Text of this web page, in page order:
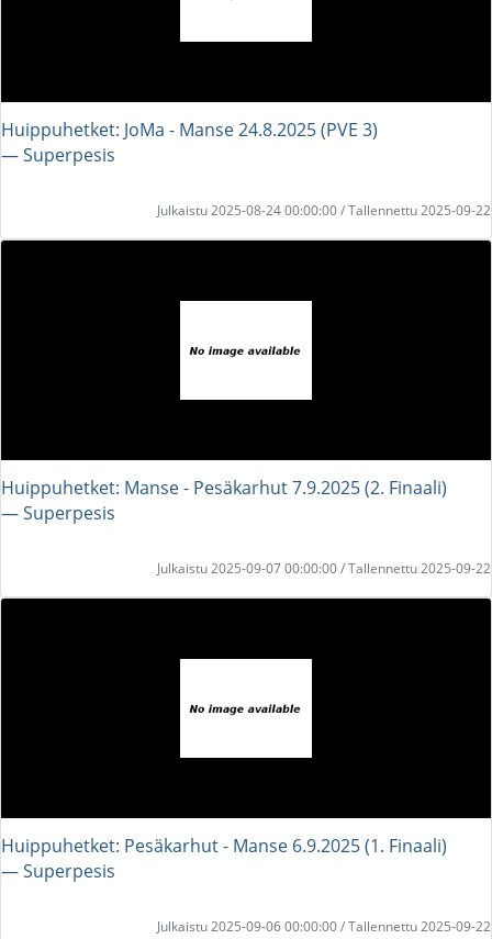
Huippuhetket: JoMa - Manse 24.8.2025 (PVE 3)
― Superpesis
Julkaistu 2025-08-24 00:00:00 / Tallennettu 2025-09-22
Huippuhetket: Manse - Pesäkarhut 7.9.2025 (2. Finaali)
― Superpesis
Julkaistu 2025-09-07 00:00:00 / Tallennettu 2025-09-22
Huippuhetket: Pesäkarhut - Manse 6.9.2025 (1. Finaali)
― Superpesis
Julkaistu 2025-09-06 00:00:00 / Tallennettu 2025-09-22